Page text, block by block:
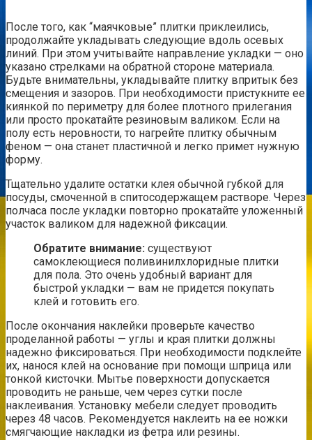
После того, как “маячковые” плитки приклеились,
продолжайте укладывать следующие вдоль осевых
линий. При этом учитывайте направление укладки — оно
указано стрелками на обратной стороне материала.
Будьте внимательны, укладывайте плитку впритык без
смещения и зазоров. При необходимости пристукните ее
киянкой по периметру для более плотного прилегания
или просто прокатайте резиновым валиком. Если на
полу есть неровности, то нагрейте плитку обычным
феном — она станет пластичной и легко примет нужную
форму.
Тщательно удалите остатки клея обычной губкой для
посуды, смоченной в спитосодержащем растворе. Через
полчаса после укладки повторно прокатайте уложенный
участок валиком для надежной фиксации.
Обратите внимание: существуют
самоклеющиеся поливинилхлоридные плитки
для пола. Это очень удобный вариант для
быстрой укладки — вам не придется покупать
клей и готовить его.
После окончания наклейки проверьте качество
проделанной работы — углы и края плитки должны
надежно фиксироваться. При необходимости подклейте
их, нанося клей на основание при помощи шприца или
тонкой кисточки. Мытье поверхности допускается
проводить не раньше, чем через сутки после
наклеивания. Установку мебели следует проводить
через 48 часов. Рекомендуется наклеить на ее ножки
смягчающие накладки из фетра или резины.